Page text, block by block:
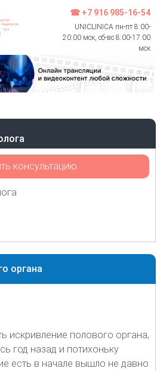
☎ +7 916 985-16-54
UNICLINICA пн-пт 8:00-
20:00 мск, сб-вс 8:00-17:00
мск
консультацию
органа
искривление полового органа,
год назад и потихоньку
есть в начале вышло не давно